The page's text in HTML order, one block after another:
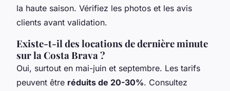
la haute saison. Vérifiez les photos et les avis
clients avant validation.
Existe-t-il des locations de dernière minute
sur la Costa Brava ?
Oui, surtout en mai-juin et septembre. Les tarifs
peuvent être réduits de 20-30%. Consultez